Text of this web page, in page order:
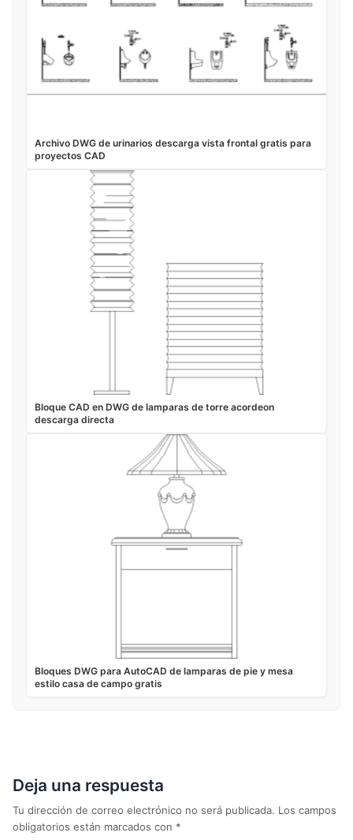
Archivo DWG de urinarios descarga vista frontal gratis para
proyectos CAD
Bloque CAD en DWG de lamparas de torre acordeon
descarga directa
Bloques DWG para AutoCAD de lamparas de pie y mesa
estilo casa de campo gratis
Deja una respuesta
Tu dirección de correo electrónico no será publicada. Los campos
obligatorios están marcados con *